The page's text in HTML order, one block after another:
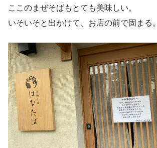
ここのまぜそばもとても美味しい。
いそいそと出かけて、お店の前で固まる。